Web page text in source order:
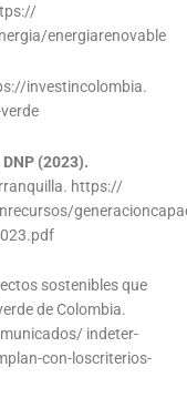
energiarenovable
investincolombia.
(2023).
https://
sostenibles que
de Colombia.
indeter-
con-loscriterios-